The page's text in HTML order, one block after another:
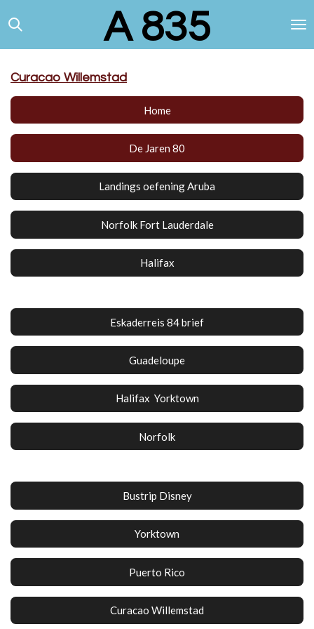
direct
hoofdinhoud
A 835
Curacao Willemstad
Home
De Jaren 80
Landings oefening Aruba
Norfolk Fort Lauderdale
Halifax
Eskaderreis 84 brief
Guadeloupe
Halifax Yorktown
Norfolk
Bustrip Disney
Yorktown
Puerto Rico
Curacao Willemstad